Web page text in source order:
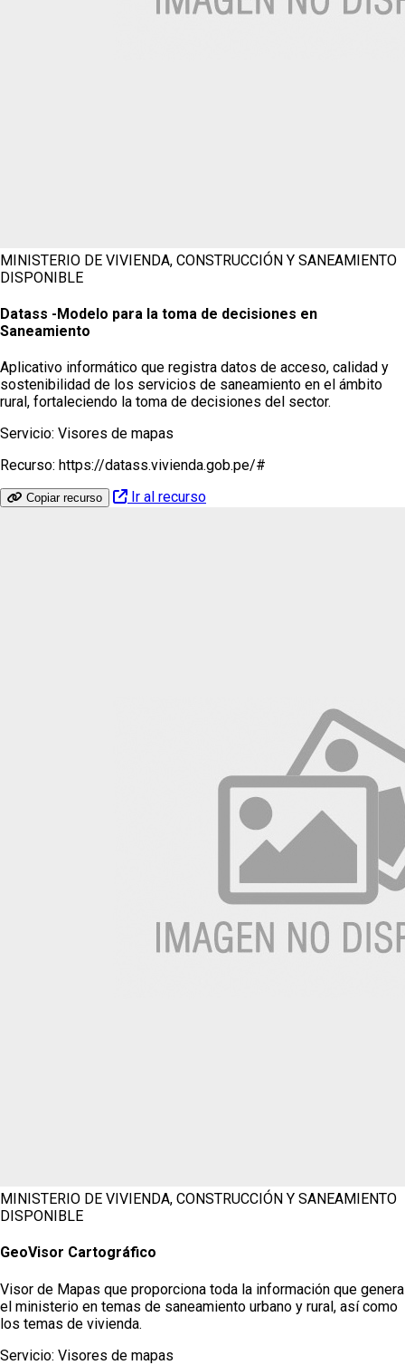
MINISTERIO DE VIVIENDA, CONSTRUCCIÓN Y SANEAMIENTO
DISPONIBLE
Datass -Modelo para la toma de decisiones en
Saneamiento
Aplicativo informático que registra datos de acceso, calidad y
sostenibilidad de los servicios de saneamiento en el ámbito
rural, fortaleciendo la toma de decisiones del sector.
Servicio: Visores de mapas
Recurso: https://datass.vivienda.gob.pe/#
Copiar recurso Ir al recurso
MINISTERIO DE VIVIENDA, CONSTRUCCIÓN Y SANEAMIENTO
DISPONIBLE
GeoVisor Cartográfico
Visor de Mapas que proporciona toda la información que genera
el ministerio en temas de saneamiento urbano y rural, así como
los temas de vivienda.
Servicio: Visores de mapas